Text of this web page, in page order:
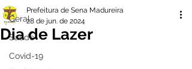
Geral
Saúde
Covid-19
Dia de Lazer
Prefeitura de Sena Madureira
28 de jun. de 2024